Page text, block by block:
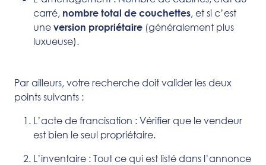
carré, nombre total de couchettes, et si c’est
une version propriétaire (généralement plus
luxueuse).
Par ailleurs, votre recherche doit valider les deux
points suivants :
L’acte de francisation : Vérifier que le vendeur
est bien le seul propriétaire.
L’inventaire : Tout ce qui est listé dans l’annonce